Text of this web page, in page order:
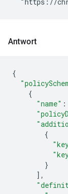
Antwort
{
{
"name" :
{
}
],